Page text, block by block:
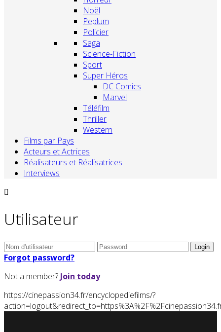
Noël
Peplum
Policier
Saga
Science-Fiction
Sport
Super Héros
DC Comics
Marvel
Téléfilm
Thriller
Western
Films par Pays
Acteurs et Actrices
Réalisateurs et Réalisatrices
Interviews
Utilisateur
Forgot password?
Not a member? Join today
https://cinepassion34.fr/encyclopediefilms/?